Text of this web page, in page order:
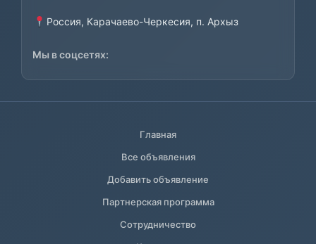
Россия, Карачаево-Черкесия, п. Архыз
Мы в соцсетях:
Главная
Все объявления
Добавить объявление
Партнерская программа
Сотрудничество